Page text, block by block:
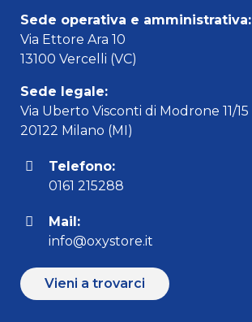
Sede operativa e amministrativa:
Via Ettore Ara 10
13100 Vercelli (VC)
Sede legale:
Via Uberto Visconti di Modrone 11/15
20122 Milano (MI)
Telefono:
0161 215288
Mail:
info@oxystore.it
Vieni a trovarci